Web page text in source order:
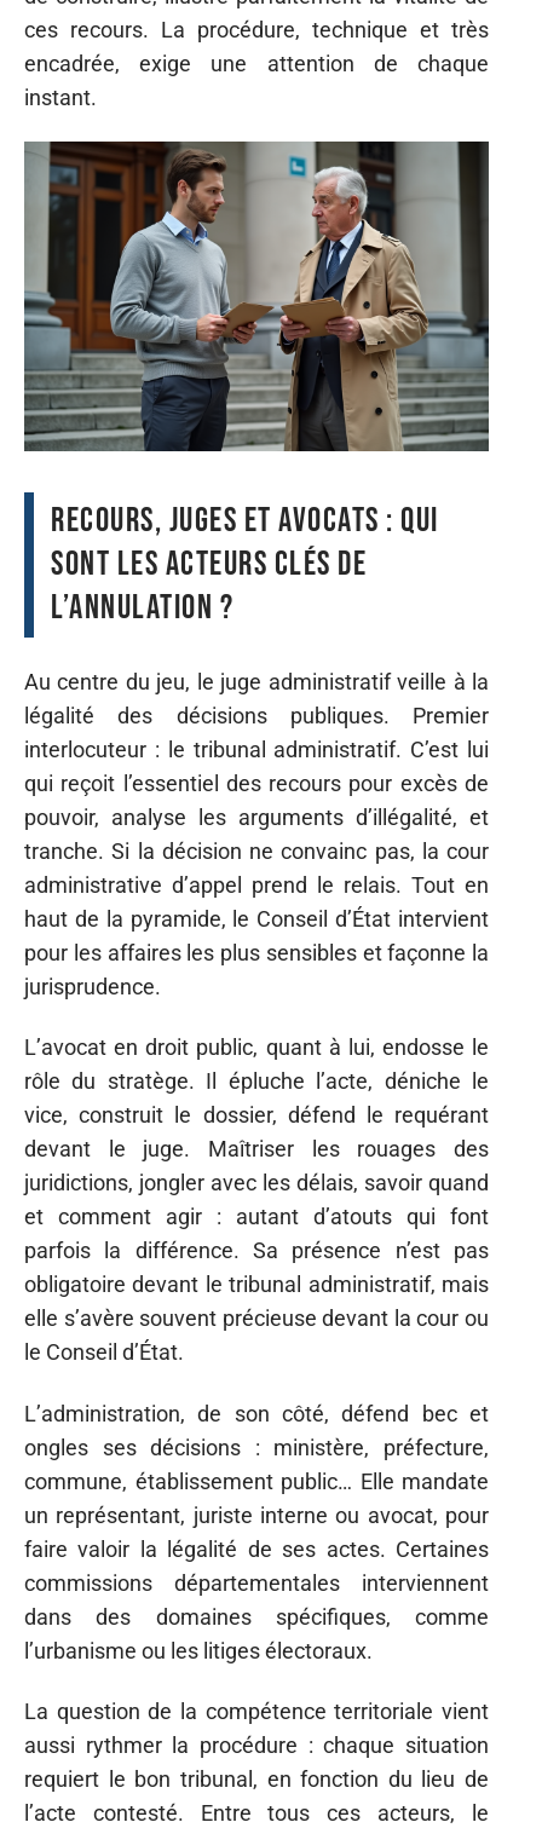
ces recours. La procédure, technique et très
encadrée, exige une attention de chaque
instant.
Recours, juges et avocats : qui
sont les acteurs clés de
l’annulation ?
Au centre du jeu, le juge administratif veille à la
légalité des décisions publiques. Premier
interlocuteur : le tribunal administratif. C’est lui
qui reçoit l’essentiel des recours pour excès de
pouvoir, analyse les arguments d’illégalité, et
tranche. Si la décision ne convainc pas, la cour
administrative d’appel prend le relais. Tout en
haut de la pyramide, le Conseil d’État intervient
pour les affaires les plus sensibles et façonne la
jurisprudence.
L’avocat en droit public, quant à lui, endosse le
rôle du stratège. Il épluche l’acte, déniche le
vice, construit le dossier, défend le requérant
devant le juge. Maîtriser les rouages des
juridictions, jongler avec les délais, savoir quand
et comment agir : autant d’atouts qui font
parfois la différence. Sa présence n’est pas
obligatoire devant le tribunal administratif, mais
elle s’avère souvent précieuse devant la cour ou
le Conseil d’État.
L’administration, de son côté, défend bec et
ongles ses décisions : ministère, préfecture,
commune, établissement public… Elle mandate
un représentant, juriste interne ou avocat, pour
faire valoir la légalité de ses actes. Certaines
commissions départementales interviennent
dans des domaines spécifiques, comme
l’urbanisme ou les litiges électoraux.
La question de la compétence territoriale vient
aussi rythmer la procédure : chaque situation
requiert le bon tribunal, en fonction du lieu de
l’acte contesté. Entre tous ces acteurs, le